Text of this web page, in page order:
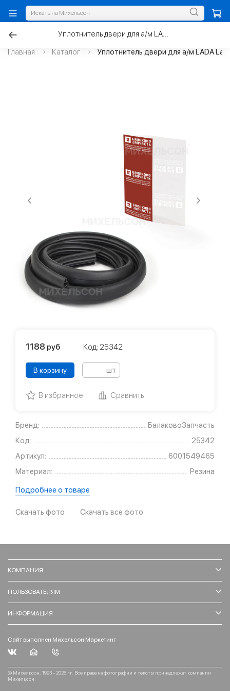
Главная Каталог Уплотнитель двери для а/м LADA
Уплотнитель двери для а/м LADA Largus задней 1шт.
Бренд:
БалаковоЗапчасть
Код:
25342
Артикул:
6001549465
Материал:
Резина
Подробнее о товаре
Скачать фото Скачать все фото
1188 руб Код: 25342
В корзину шт
В избранное Сравнить
КОМПАНИЯ
ПОЛЬЗОВАТЕЛЯМ
ИНФОРМАЦИЯ
Сайт выполнен Михельсон Маркетинг
© Михельсон, 1993 - 2026 гг. Все права на фотографии и тексты принадлежат компании
Михельсон.